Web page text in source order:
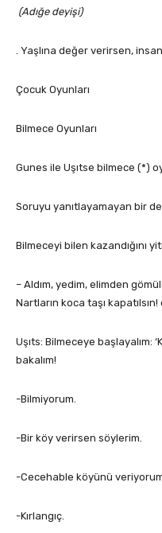
(Adığe deyişi)
. Yaşlına değer verirsen,
Çocuk Oyunları
Bilmece Oyunları
Gunes ile Uşıtse bilmece (*)
Soruyu yanıtlayamayan bir
Bilmeceyi bilen kazandığını
– Aldım, yedim, elimden
Nartların koca taşı kapatılsın!
Uşıts: Bilmeceye başlayalım:
bakalım!
-Bilmiyorum.
-Bir köy verirsen söylerim.
-Cecehable köyünü
-Kırlangıç.